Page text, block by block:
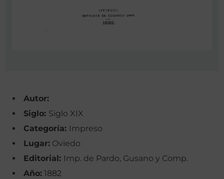
Autor:
Siglo: Siglo XIX
Categoría: Impreso
Lugar: Oviedo
Editorial: Imp. de Pardo, Gusano y Comp.
Año: 1882